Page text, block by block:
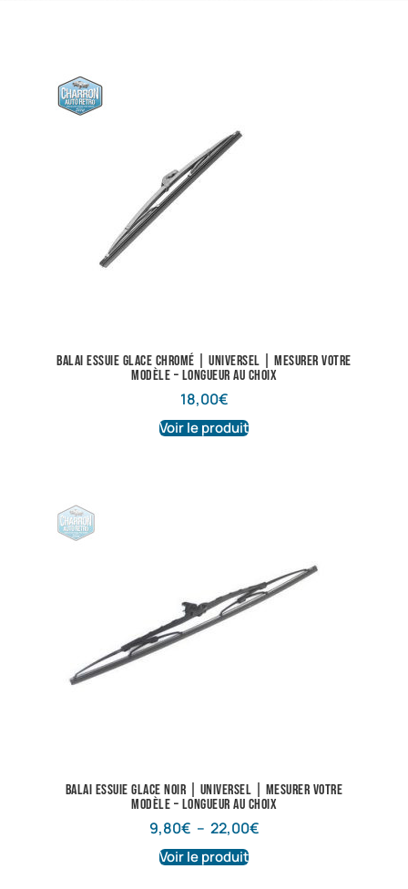
Balai essuie glace chromé | Universel | Mesurer votre
modèle – longueur au choix
18,00€
Voir le produit
Balai essuie glace noir | Universel | Mesurer votre
modèle – longueur au choix
9,80€ – 22,00€
Voir le produit